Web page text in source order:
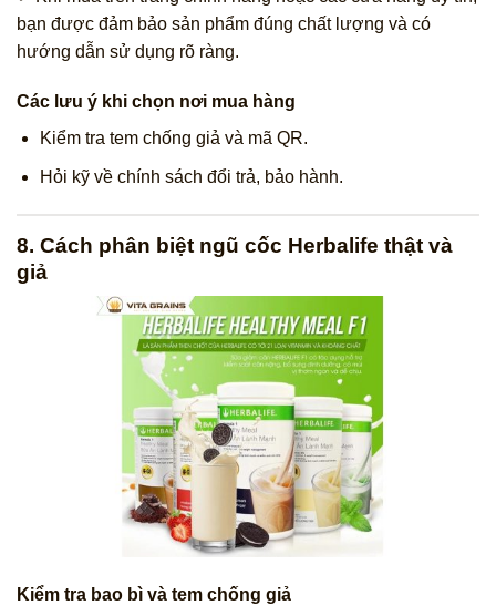
bạn được đảm bảo sản phẩm đúng chất lượng và có
hướng dẫn sử dụng rõ ràng.
Các lưu ý khi chọn nơi mua hàng
Kiểm tra tem chống giả và mã QR.
Hỏi kỹ về chính sách đổi trả, bảo hành.
8. Cách phân biệt ngũ cốc Herbalife thật và
giả
Kiểm tra bao bì và tem chống giả